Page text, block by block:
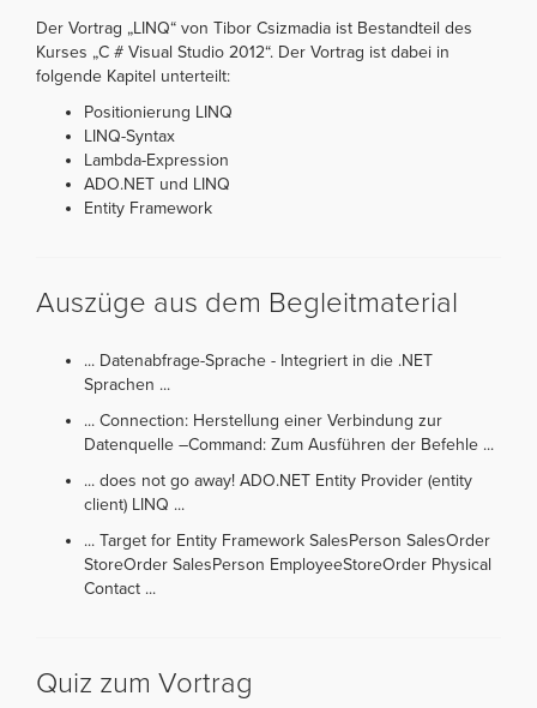
Der Vortrag „LINQ“ von Tibor Csizmadia ist Bestandteil des
Kurses „C # Visual Studio 2012“. Der Vortrag ist dabei in
folgende Kapitel unterteilt:
Positionierung LINQ
LINQ-Syntax
Lambda-Expression
ADO.NET und LINQ
Entity Framework
Auszüge aus dem Begleitmaterial
... Datenabfrage-Sprache - Integriert in die .NET
Sprachen ...
... Connection: Herstellung einer Verbindung zur
Datenquelle –Command: Zum Ausführen der Befehle ...
... does not go away! ADO.NET Entity Provider (entity
client) LINQ ...
... Target for Entity Framework SalesPerson SalesOrder
StoreOrder SalesPerson EmployeeStoreOrder Physical
Contact ...
Quiz zum Vortrag